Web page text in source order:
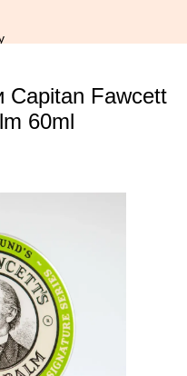
Capitan Fawcett
60ml